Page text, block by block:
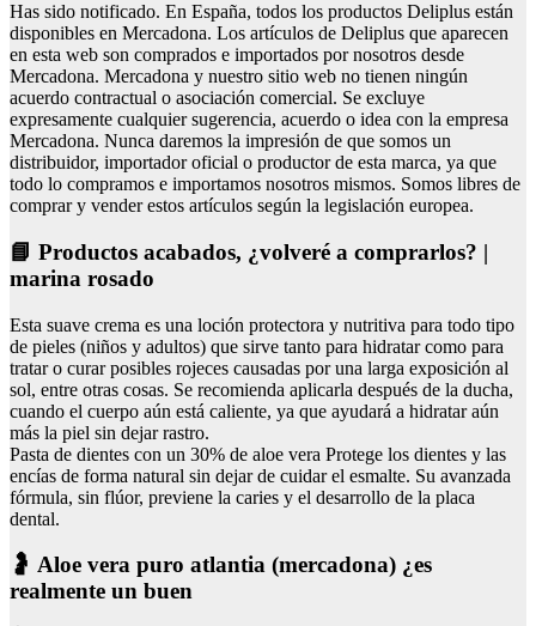
Has sido notificado. En España, todos los productos Deliplus están
disponibles en Mercadona. Los artículos de Deliplus que aparecen
en esta web son comprados e importados por nosotros desde
Mercadona. Mercadona y nuestro sitio web no tienen ningún
acuerdo contractual o asociación comercial. Se excluye
expresamente cualquier sugerencia, acuerdo o idea con la empresa
Mercadona. Nunca daremos la impresión de que somos un
distribuidor, importador oficial o productor de esta marca, ya que
todo lo compramos e importamos nosotros mismos. Somos libres de
comprar y vender estos artículos según la legislación europea.
📘 Productos acabados, ¿volveré a comprarlos? |
marina rosado
Esta suave crema es una loción protectora y nutritiva para todo tipo
de pieles (niños y adultos) que sirve tanto para hidratar como para
tratar o curar posibles rojeces causadas por una larga exposición al
sol, entre otras cosas. Se recomienda aplicarla después de la ducha,
cuando el cuerpo aún está caliente, ya que ayudará a hidratar aún
más la piel sin dejar rastro.
Pasta de dientes con un 30% de aloe vera Protege los dientes y las
encías de forma natural sin dejar de cuidar el esmalte. Su avanzada
fórmula, sin flúor, previene la caries y el desarrollo de la placa
dental.
🤰 Aloe vera puro atlantia (mercadona) ¿es
realmente un buen